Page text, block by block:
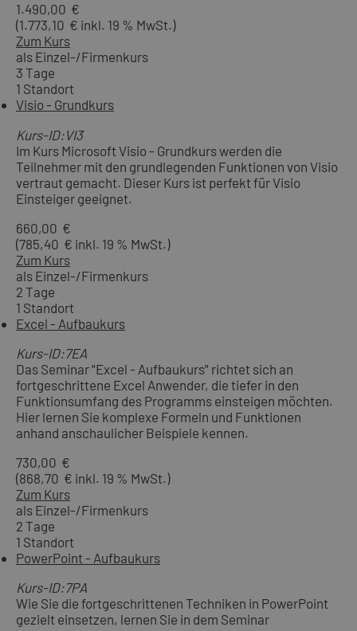
1.490,00 €
(1.773,10 € inkl. 19 % MwSt.)
Zum Kurs
als Einzel-/Firmenkurs
3 Tage
1 Standort
Visio - Grundkurs
Kurs-ID:VI3
Im Kurs Microsoft Visio - Grundkurs werden die
Teilnehmer mit den grundlegenden Funktionen von Visio
vertraut gemacht. Dieser Kurs ist perfekt für Visio
Einsteiger geeignet.
660,00 €
(785,40 € inkl. 19 % MwSt.)
Zum Kurs
als Einzel-/Firmenkurs
2 Tage
1 Standort
Excel - Aufbaukurs
Kurs-ID:7EA
Das Seminar "Excel - Aufbaukurs" richtet sich an
fortgeschrittene Excel Anwender, die tiefer in den
Funktionsumfang des Programms einsteigen möchten.
Hier lernen Sie komplexe Formeln und Funktionen
anhand anschaulicher Beispiele kennen.
730,00 €
(868,70 € inkl. 19 % MwSt.)
Zum Kurs
als Einzel-/Firmenkurs
2 Tage
1 Standort
PowerPoint - Aufbaukurs
Kurs-ID:7PA
Wie Sie die fortgeschrittenen Techniken in PowerPoint
gezielt einsetzen, lernen Sie in dem Seminar